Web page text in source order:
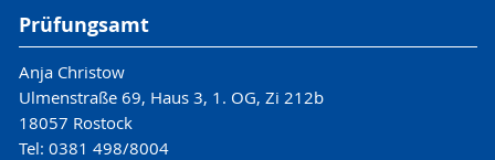
Prüfungsamt
Anja Christow
Ulmenstraße 69, Haus 3, 1. OG, Zi 212b
18057 Rostock
Tel: 0381 498/8004